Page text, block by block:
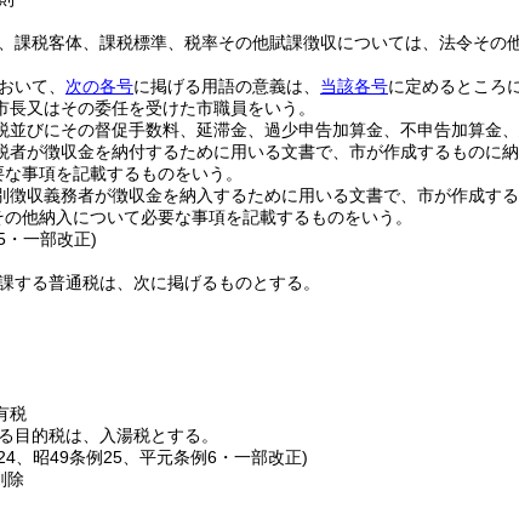
課税客体、課税標準、税率その他賦課徴収については、法令その
いて、 次の各号に掲げる用語の意義は、 当該各号に定めるところ
又はその委任を受けた市職員をいう。
びにその督促手数料、延滞金、過少申告加算金、不申告加算金、
が徴収金を納付するために用いる文書で、市が作成するものに
事項を記載するものをいう。
収義務者が徴収金を納入するために用いる文書で、市が作成す
他納入について必要な事項を記載するものをいう。
・一部改正)
する普通税は、次に掲げるものとする。
税
目的税は、入湯税とする。
、昭49条例25、平元条例6・一部改正)
除